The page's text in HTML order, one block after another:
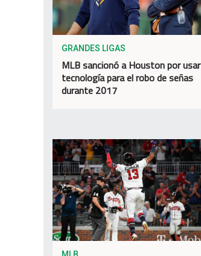
GRANDES LIGAS
MLB sancionó a Houston por usar
tecnología para el robo de señas
durante 2017